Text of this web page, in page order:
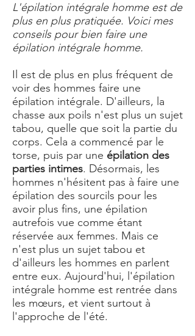
L'épilation intégrale homme est de
plus en plus pratiquée. Voici mes
conseils pour bien faire une
épilation intégrale homme.
Il est de plus en plus fréquent de
voir des hommes faire une
épilation intégrale. D'ailleurs, la
chasse aux poils n'est plus un sujet
tabou, quelle que soit la partie du
corps. Cela a commencé par le
torse, puis par une épilation des
parties intimes. Désormais, les
hommes n'hésitent pas à faire une
épilation des sourcils pour les
avoir plus fins, une épilation
autrefois vue comme étant
réservée aux femmes. Mais ce
n'est plus un sujet tabou et
d'ailleurs les hommes en parlent
entre eux. Aujourd'hui, l'épilation
intégrale homme est rentrée dans
les mœurs, et vient surtout à
l'approche de l'été.